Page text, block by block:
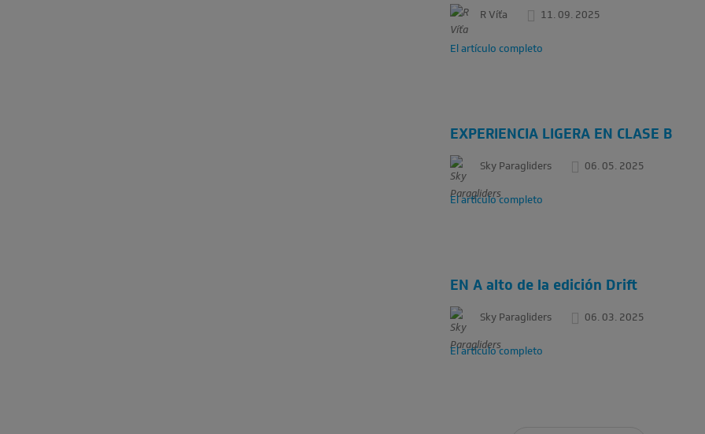
R Víťa 11. 09. 2025
El artículo completo
EXPERIENCIA LIGERA EN CLASE B
Sky Paragliders 06. 05. 2025
El artículo completo
EN A alto de la edición Drift
Sky Paragliders 06. 03. 2025
El artículo completo